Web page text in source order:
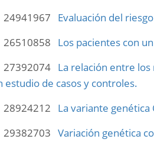
24941967 Evaluación del
26510858 Los pacientes con
27392074 La relación entre
estudio de casos y controles.
28924212 La variante
29382703 Variación genética